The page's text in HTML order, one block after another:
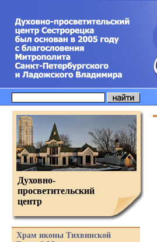
Духовно-
просветительский
центр
Храм иконы Тихвинской